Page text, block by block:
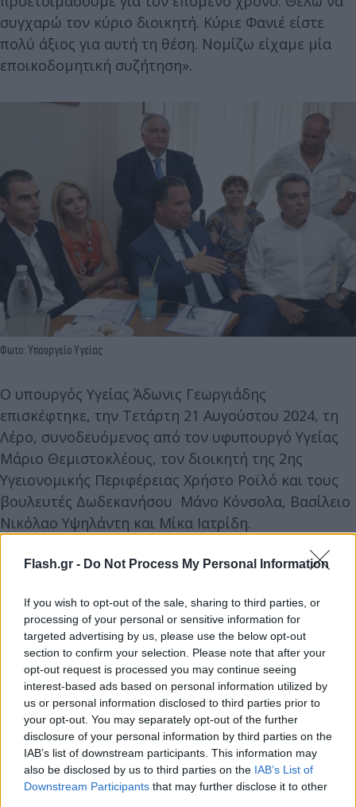
Flash.gr - Do Not Process My Personal Information
If you wish to opt-out of the sale, sharing to third parties, or
processing of your personal or sensitive information for
targeted advertising by us, please use the below opt-out
section to confirm your selection. Please note that after your
opt-out request is processed you may continue seeing
interest-based ads based on personal information utilized by
us or personal information disclosed to third parties prior to
your opt-out. You may separately opt-out of the further
disclosure of your personal information by third parties on the
IAB’s list of downstream participants. This information may
also be disclosed by us to third parties on the IAB’s List of
Downstream Participants that may further disclose it to other
συγχαρώ τον κύριο διοικητή. Κύριε Φανιέ είστε
πολύ άξιος για αυτή τη θέση. Νομίζω είχαμε μία
εποικοδομητική συζήτηση».
Φωτο: Υπουργείο Υγείας
Ο υπουργός Υγείας Άδωνις Γεωργιάδης
επισκέφτηκε, την Τετάρτη 21 Αυγούστου 2024, τη
Λέρο, συνοδευόμενος από τον υφυπουργό Υγείας
Μάριο Θεμιστοκλέους, τον διοικητή της 2ης
Υγειονομικής Περιφέρειας Χρήστο Ροϊλό και τους
βουλευτές Δωδεκανήσου Μάνο Κόνσολα, Βασίλειο
Νικόλαο Υψηλάντη και Μίκα Ιατρίδη.
Ο κ. Γεωργιάδης επισκέφτηκε το Γενικό
συνάντηση εργασίας με θέμα τη λειτουργία του
νοσοκομείου. Στη σύσκεψη αυτή συμμετείχαν ο
Μάριος Θεμιστοκλέους, ο Χρήστος Ροϊλός, ο
διοικητής του Γ.Ν. Λέρου Νικόλαος Φανιός, οι
Μάνος Κόνσολας, Βασίλειος Νικόλαος Υψηλάντης,
Μίκα Ιατρίδη καθώς και ο πρόεδρος του Ιατρικού
Συλλόγου Λέρου και εκπρόσωποι των εργαζομένων.
Στη συνέχεια, ο υπουργός συναντήθηκε με τον